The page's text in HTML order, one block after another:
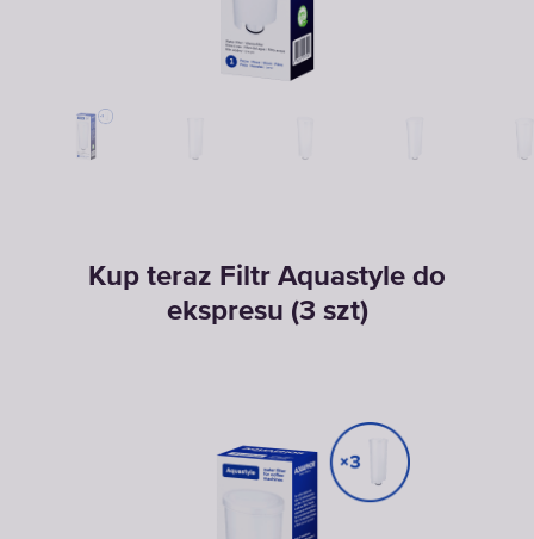
Kup teraz Filtr Aquastyle do
ekspresu (3 szt)